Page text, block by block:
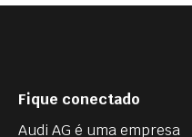
Fique conectado
Audi AG é uma empresa